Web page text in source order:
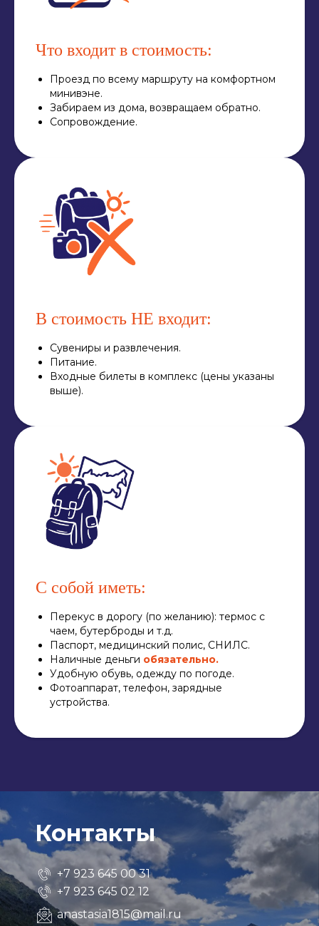
Что входит в стоимость:
Проезд по всему маршруту на комфортном
минивэне.
Забираем из дома, возвращаем обратно.
Сопровождение.
В стоимость НЕ входит:
Сувениры и развлечения.
Питание.
Входные билеты в комплекс (цены указаны
выше).
С собой иметь:
Перекус в дорогу (по желанию): термос с
чаем, бутерброды и т.д.
Паспорт, медицинский полис, СНИЛС.
Наличные деньги обязательно.
Удобную обувь, одежду по погоде.
Фотоаппарат, телефон, зарядные
устройства.
+7 923 645 00 31
+7 923 645 02 12
anastasia1815@mail.ru
Контакты